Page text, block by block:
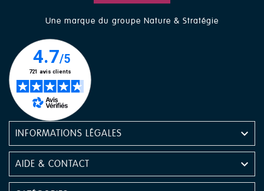
Une marque du groupe Nature & Stratégie
INFORMATIONS LÉGALES 
AIDE & CONTACT 